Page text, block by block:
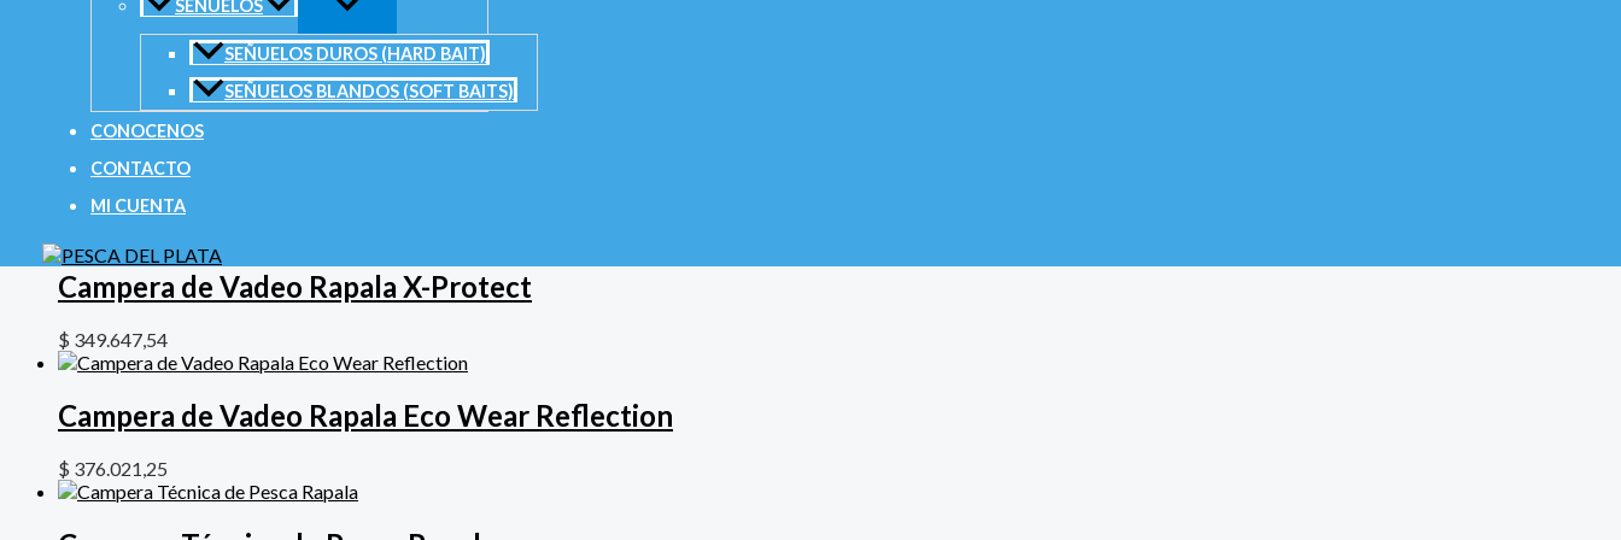
SEÑUELOS
SEÑUELOS DUROS (HARD BAIT)
SEÑUELOS BLANDOS (SOFT BAITS)
CONOCENOS
CONTACTO
MI CUENTA
Correo electrónico*
Productos relacionados
Campera de Vadeo Rapala X-Protect
$ 349.647,54
Campera de Vadeo Rapala Eco Wear Reflection
$ 376.021,25